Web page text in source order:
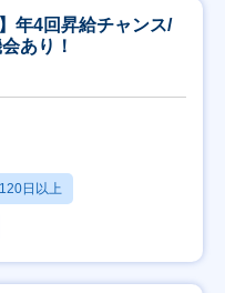
年4回昇給チャンス/
あり！
日以上